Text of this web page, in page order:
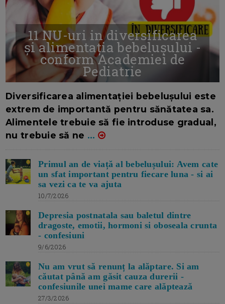
11 NU-uri in diversificarea
și alimentația bebelușului -
conform Academiei de
Pediatrie
Diversificarea alimentației bebelușului este
extrem de importantă pentru sănătatea sa.
Alimentele trebuie să fie introduse gradual,
nu trebuie să ne ...
Primul an de viață al bebelușului: Avem cate
un sfat important pentru fiecare luna - si ai
sa vezi ca te va ajuta
10/7/2026
Depresia postnatala sau baletul dintre
dragoste, emotii, hormoni si oboseala crunta
- confesiuni
9/6/2026
Nu am vrut să renunț la alăptare. Si am
căutat până am găsit cauza durerii -
confesiunile unei mame care alăptează
27/3/2026